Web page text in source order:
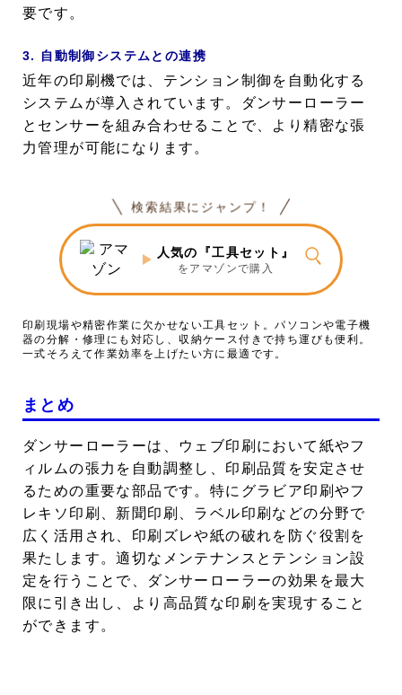
要です。
3. 自動制御システムとの連携
近年の印刷機では、テンション制御を自動化する
システムが導入されています。ダンサーローラー
とセンサーを組み合わせることで、より精密な張
力管理が可能になります。
検索結果にジャンプ！
人気の『工具セット』
をアマゾンで購入
印刷現場や精密作業に欠かせない工具セット。パソコンや電子機
器の分解・修理にも対応し、収納ケース付きで持ち運びも便利。
一式そろえて作業効率を上げたい方に最適です。
まとめ
ダンサーローラーは、ウェブ印刷において紙やフ
ィルムの張力を自動調整し、印刷品質を安定させ
るための重要な部品です。特にグラビア印刷やフ
レキソ印刷、新聞印刷、ラベル印刷などの分野で
広く活用され、印刷ズレや紙の破れを防ぐ役割を
果たします。適切なメンテナンスとテンション設
定を行うことで、ダンサーローラーの効果を最大
限に引き出し、より高品質な印刷を実現すること
ができます。